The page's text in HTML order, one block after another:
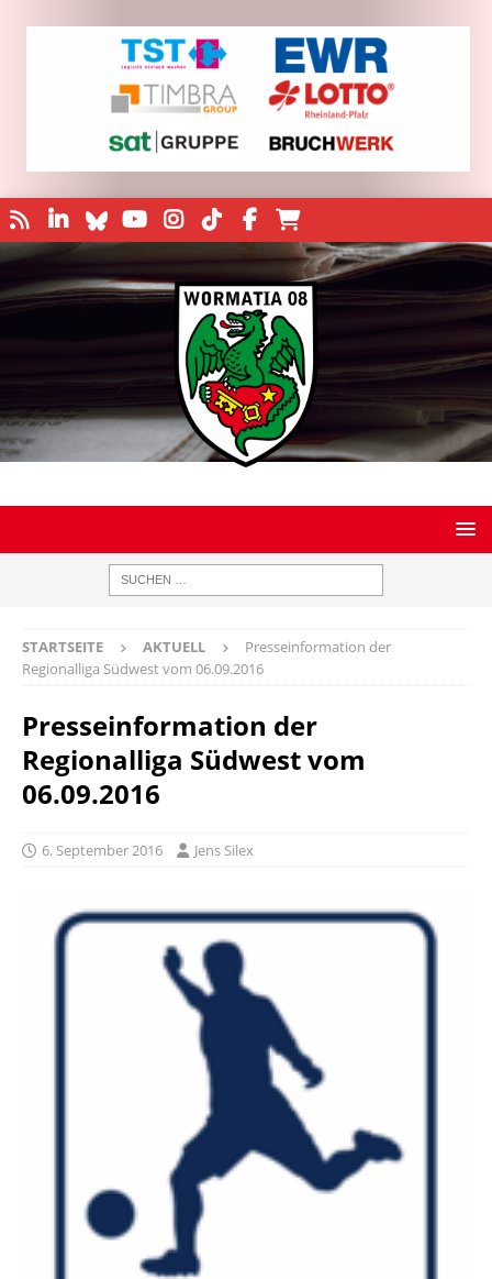
STARTSEITE AKTUELL
Presseinformation der
Regionalliga Südwest vom 06.09.2016
Presseinformation der
Regionalliga Südwest vom
06.09.2016
6. September 2016 Jens Silex